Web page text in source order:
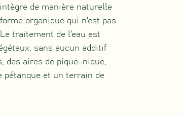
de manière naturelle
organique qui n'est pas
traitement de l'eau est
sans aucun additif
des aires de pique-nique,
pétanque et un terrain de